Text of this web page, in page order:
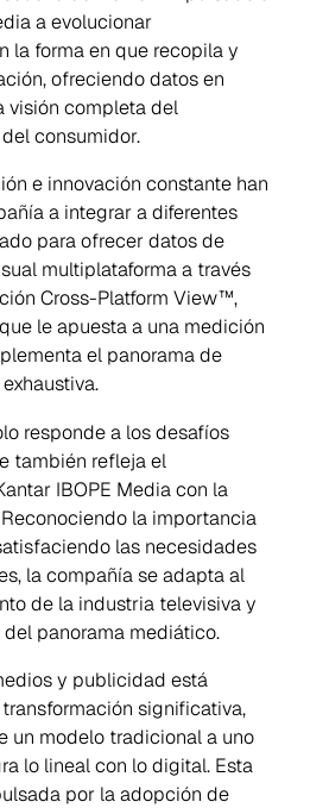
a evolucionar
la forma en que recopila y
ofreciendo datos en
visión completa del
consumidor.
e innovación constante han
a integrar a diferentes
para ofrecer datos de
multiplataforma a través
Cross-Platform View™,
le apuesta a una medición
el panorama de
responde a los desafíos
también refleja el
IBOPE Media con la
la importancia
las necesidades
la compañía se adapta al
de la industria televisiva y
panorama mediático.
y publicidad está
significativa,
un modelo tradicional a uno
lo lineal con lo digital. Esta
por la adopción de